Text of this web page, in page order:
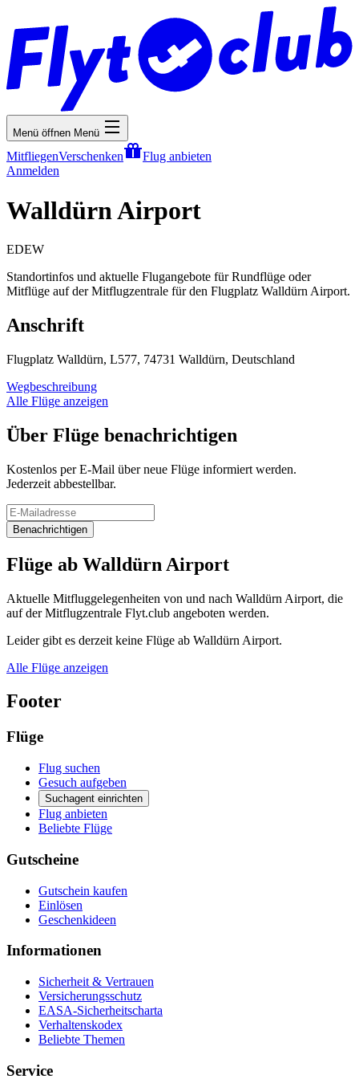
Menü öffnen Menü
MitfliegenVerschenken
Flug anbieten
Anmelden
Walldürn Airport
EDEW
Standortinfos und aktuelle Flugangebote für Rundflüge oder
Mitflüge auf der Mitflugzentrale für den Flugplatz Walldürn Airport.
Anschrift
Flugplatz Walldürn, L577, 74731 Walldürn, Deutschland
Wegbeschreibung
Alle Flüge anzeigen
Über Flüge benachrichtigen
Kostenlos per E-Mail über neue Flüge informiert werden.
Jederzeit abbestellbar.
Benachrichtigen
Flüge ab Walldürn Airport
Aktuelle Mitfluggelegenheiten von und nach Walldürn Airport, die
auf der Mitflugzentrale Flyt.club angeboten werden.
Leider gibt es derzeit keine Flüge ab Walldürn Airport.
Alle Flüge anzeigen
Footer
Flüge
Flug suchen
Gesuch aufgeben
Suchagent einrichten
Flug anbieten
Beliebte Flüge
Gutscheine
Gutschein kaufen
Einlösen
Geschenkideen
Informationen
Sicherheit & Vertrauen
Versicherungsschutz
EASA-Sicherheitscharta
Verhaltenskodex
Beliebte Themen
Service